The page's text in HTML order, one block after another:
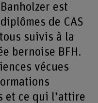
Banholzer est
de CAS
suivis à la
bernoise BFH.
vécues
et ce qui l’attire